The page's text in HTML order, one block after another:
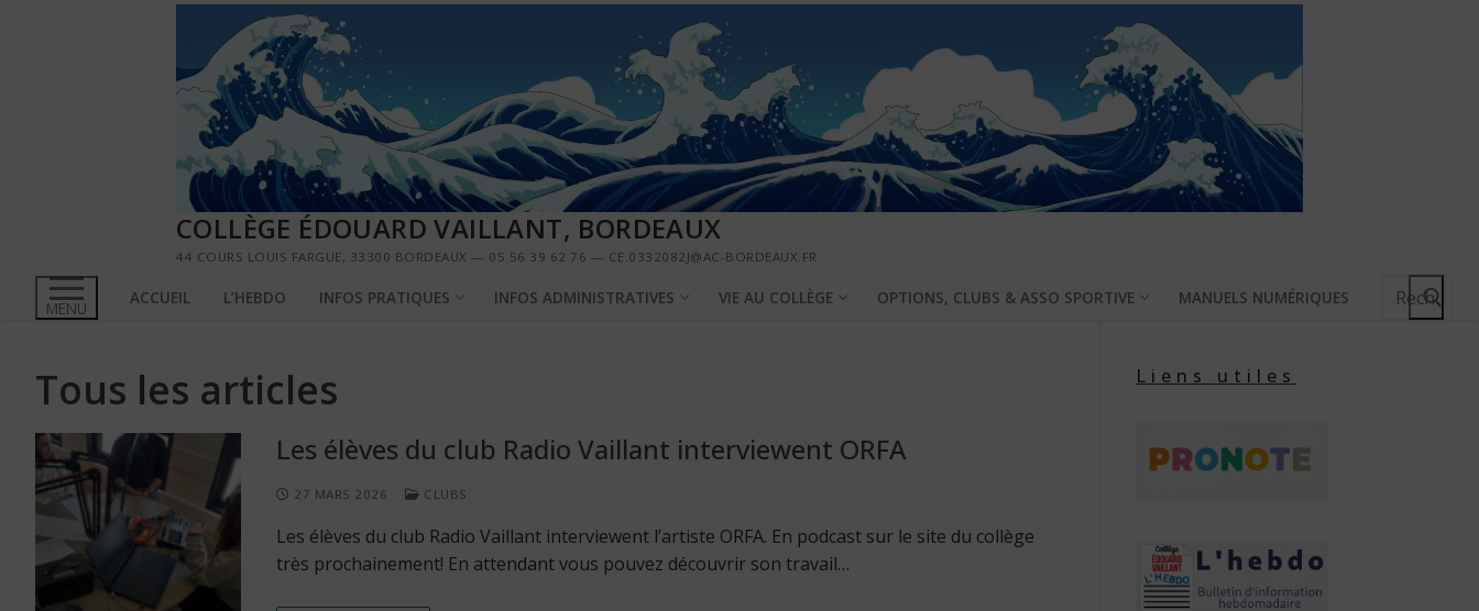
COLLÈGE ÉDOUARD VAILLANT, BORDEAUX
44 COURS LOUIS FARGUE, 33300 BORDEAUX — 05 56 39 62 76 — CE.0332082J@AC-BORDEAUX.FR
MENU ACCUEIL L’HEBDO INFOS PRATIQUES INFOS ADMINISTRATIVES VIE AU COLLÈGE OPTIONS, CLUBS & ASSO SPORTIVE MANUELS NUMÉRIQUES
Rechercher
Tous les articles
Les élèves du club Radio Vaillant interviewent ORFA
27 MARS 2026 CLUBS
Les élèves du club Radio Vaillant interviewent l’artiste ORFA. En podcast sur le site du collège
très prochainement! En attendant vous pouvez découvrir son travail…
Liens utiles